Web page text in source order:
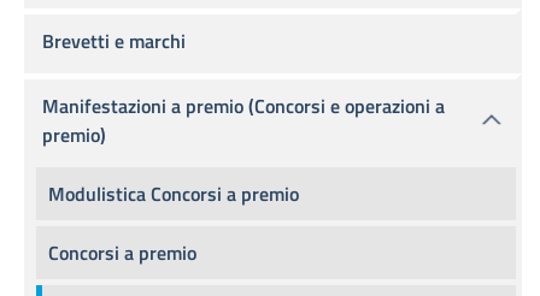
Brevetti e marchi
Manifestazioni a premio (Concorsi e operazioni a
premio)
Modulistica Concorsi a premio
Concorsi a premio